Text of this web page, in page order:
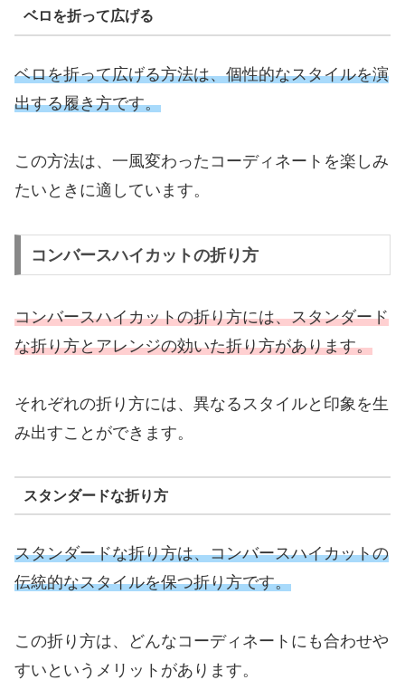
ベロを折って広げる
ベロを折って広げる方法は、個性的なスタイルを演
出する履き方です。
この方法は、一風変わったコーディネートを楽しみ
たいときに適しています。
コンバースハイカットの折り方
コンバースハイカットの折り方には、スタンダード
な折り方とアレンジの効いた折り方があります。
それぞれの折り方には、異なるスタイルと印象を生
み出すことができます。
スタンダードな折り方
スタンダードな折り方は、コンバースハイカットの
伝統的なスタイルを保つ折り方です。
この折り方は、どんなコーディネートにも合わせや
すいというメリットがあります。